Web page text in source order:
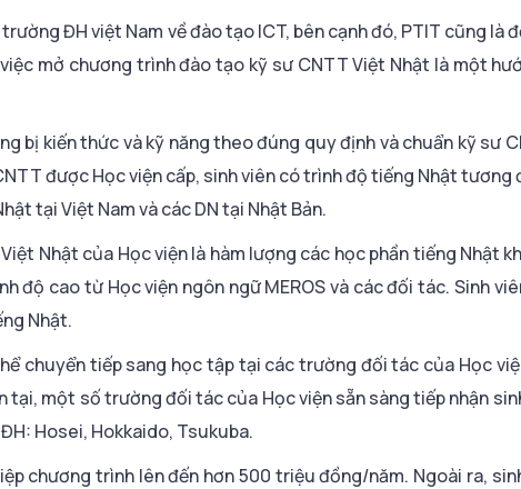
ĐH việt Nam về đào tạo ICT, bên cạnh đó, PTIT cũng là
mở chương trình đào tạo kỹ sư CNTT Việt Nhật là một
bị kiến thức và kỹ năng theo đúng quy định và chuẩn kỹ sư
được Học viện cấp, sinh viên có trình độ tiếng Nhật tương
tại Việt Nam và các DN tại Nhật Bản.
Nhật của Học viện là hàm lượng các học phần tiếng Nhật
độ cao từ Học viện ngôn ngữ MEROS và các đối tác. Sinh
Nhật.
chuyển tiếp sang học tập tại các trường đối tác của Học
tại, một số trường đối tác của Học viện sẵn sàng tiếp nhận
Hosei, Hokkaido, Tsukuba.
chương trình lên đến hơn 500 triệu đồng/năm. Ngoài ra,